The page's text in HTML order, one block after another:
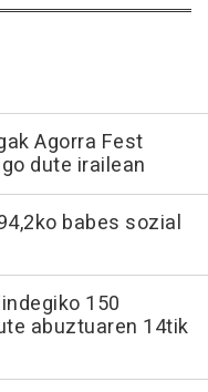
Agorra Fest
dute irailean
babes sozial
150
abuztuaren 14tik